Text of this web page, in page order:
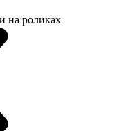
на роликах